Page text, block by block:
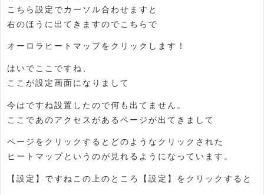
こちら設定でカーソル合わせますと
右のほうに出てきますのでこちらで
オーロラヒートマップをクリックします！
はいでここですね、
ここが設定画面になりまして
今はですね設置したので何も出てません。
ここであのアクセスがあるページが出てきまして
ページをクリックするとどのようなクリックされた
ヒートマップというのが見れるようになっています。
【設定】ですねこの上のところ【設定】をクリックすると